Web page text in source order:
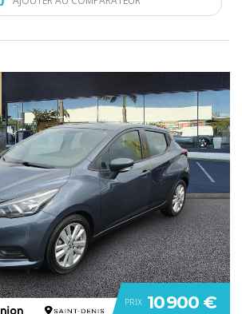
PRIX 10 900 €